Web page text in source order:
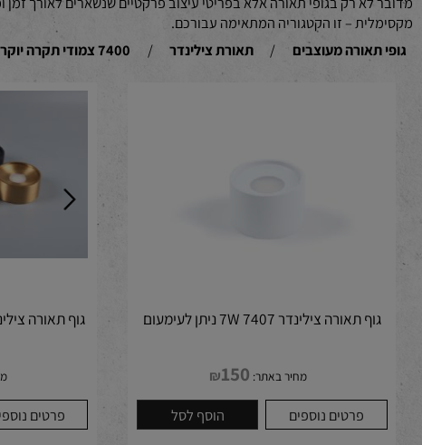
רק בגופי תאורה אלא בפריטי עיצוב פרקטיים שנשארים לאורך זמן
– זו הקטגוריה המתאימה עבורכם.
מעוצבים
/ תאורת צילינדר / 7400 צמודי תקרה יוקרתיים
מחיר באתר: ₪ 150 מחיר